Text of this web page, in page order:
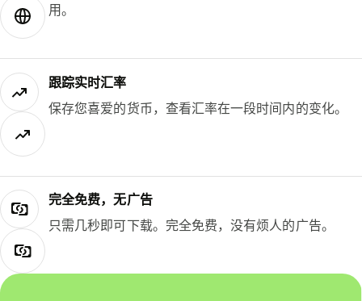
用。
跟踪实时汇率
保存您喜爱的货币，查看汇率在一段时间内的变化。
完全免费，无广告
只需几秒即可下载。完全免费，没有烦人的广告。